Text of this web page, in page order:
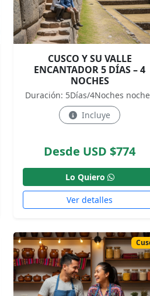
CUSCO Y SU VALLE
ENCANTADOR 5 DÍAS – 4
NOCHES
Duración: 5Días/4Noches
Incluye
Desde USD $774
Lo Quiero
Ver detalles